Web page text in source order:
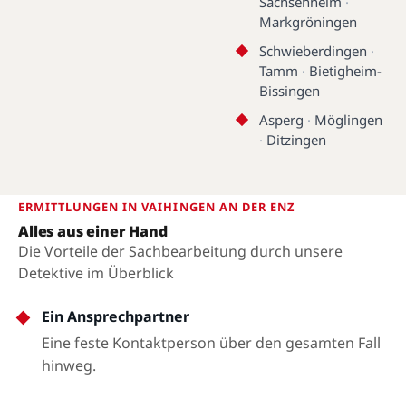
Markgröningen
Schwieberdingen ·
Tamm · Bietigheim-
Bissingen
Asperg · Möglingen
· Ditzingen
ERMITTLUNGEN IN VAIHINGEN AN DER ENZ
Alles aus einer Hand
Die Vorteile der Sachbearbeitung durch unsere
Detektive im Überblick
Ein Ansprechpartner
Eine feste Kontaktperson über den gesamten Fall
hinweg.